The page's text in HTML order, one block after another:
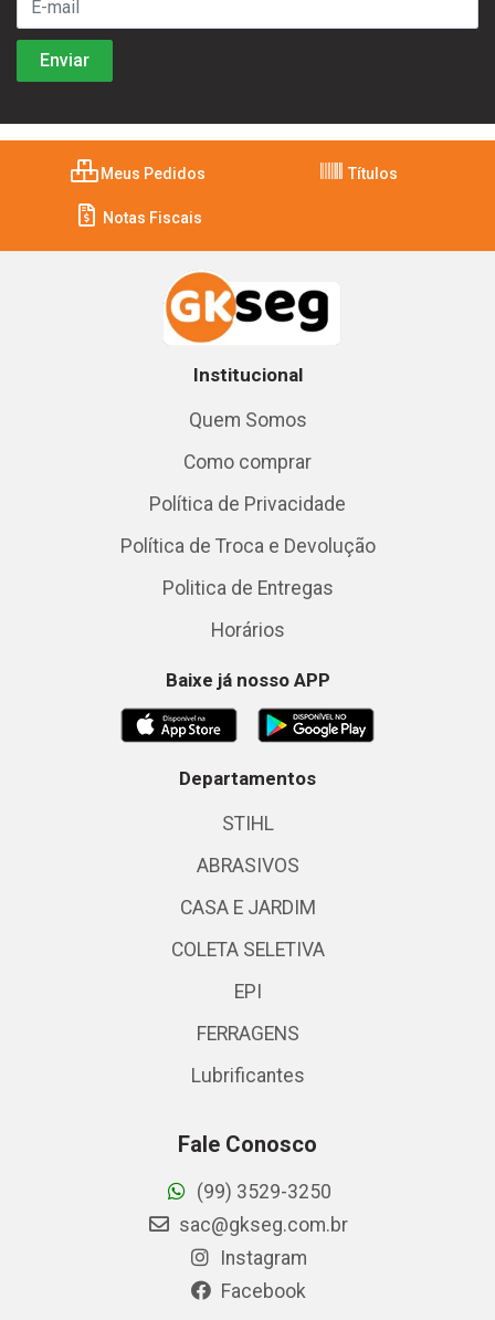
Meus Pedidos Títulos
Notas Fiscais
Institucional
Quem Somos
Como comprar
Política de Privacidade
Política de Troca e Devolução
Politica de Entregas
Horários
Baixe já nosso APP
Departamentos
STIHL
ABRASIVOS
CASA E JARDIM
COLETA SELETIVA
EPI
FERRAGENS
Lubrificantes
Fale Conosco
(99) 3529-3250
sac@gkseg.com.br
Instagram
Facebook